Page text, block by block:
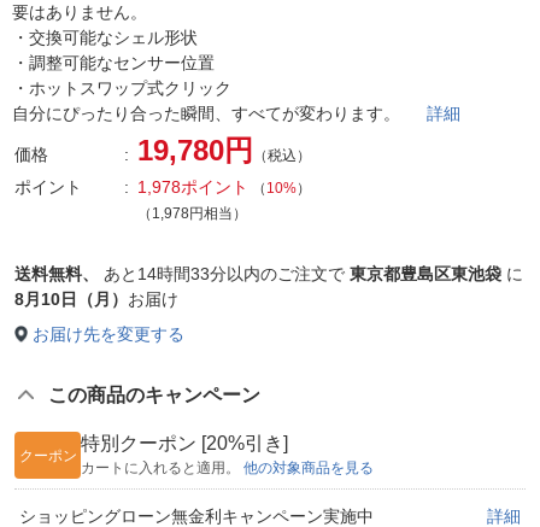
要はありません。
・交換可能なシェル形状
・調整可能なセンサー位置
・ホットスワップ式クリック
自分にぴったり合った瞬間、すべてが変わります。 詳細
価格 19,780円 （税込）
ポイント 1,978ポイント （ 10%）
（1,978円相当）
送料無料、 あと 14時間33分以内のご注文で 東京都豊島区東池袋 に
8月10日（月） お届け
お届け先を変更する
この商品のキャンペーン
クーポン
特別クーポン [20%引き]
カートに入れると適用。 他の対象商品を見る
ショッピングローン無金利キャンペーン実施中 詳細